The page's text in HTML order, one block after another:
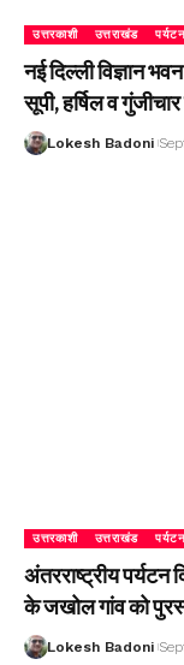
उत्तरकाशी उत्तराखंड
नई दिल्ली विज्ञान
सूपी, हर्षिल व
Lokesh Badoni
उत्तरकाशी उत्तराखंड
अंतरराष्ट्रीय पर्यटन
के जखोल गांव को
Lokesh Badoni